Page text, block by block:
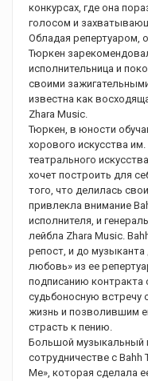
конкурсах, где она
голосом и
Обладая
Тюркен
исполнительница и
своими
известна как
Zhara Music.
Тюркен, в юности
хорового искусства
театрального
хочет построить для
того, что делилась
привлекла внимание
исполнителя, и
лейбла Zhara Music.
репост, и до
любовь» из ее
подписанию контракта
судьбоносную встречу
жизнь и позволившим
страсть к пению.
Большой музыкальный
сотрудничестве с Bahh
Me», которая сделала